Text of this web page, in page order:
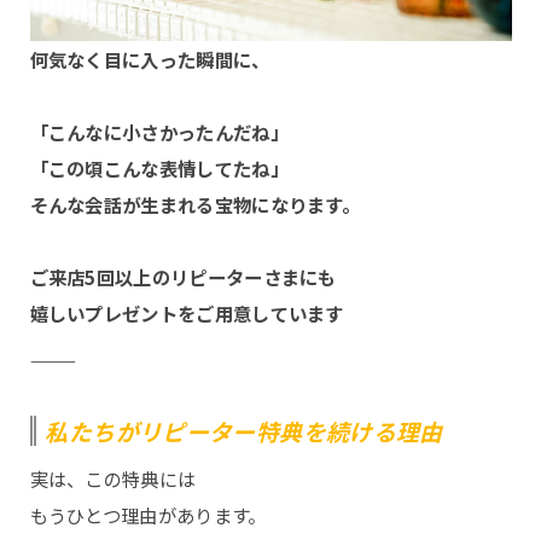
Q&A
ブログ
お問い合わせ
webかんたん予約
何気なく目に入った瞬間に、
「こんなに小さかったんだね」
「この頃こんな表情してたね」
そんな会話が生まれる宝物になります。
ご来店5回以上のリピーターさまにも
嬉しいプレゼントをご用意しています
⸻
私たちがリピーター特典を続ける理由
実は、この特典には
もうひとつ理由があります。